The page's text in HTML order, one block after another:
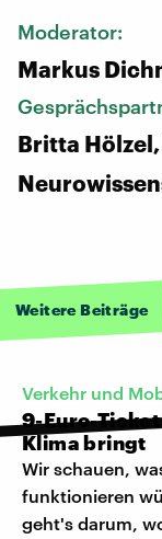
Moderator:
Markus
Britta
Weitere Beiträge
Verkehr und
9-Euro-
Klima bringt
Wir schauen,
funktionieren
geht's darum,